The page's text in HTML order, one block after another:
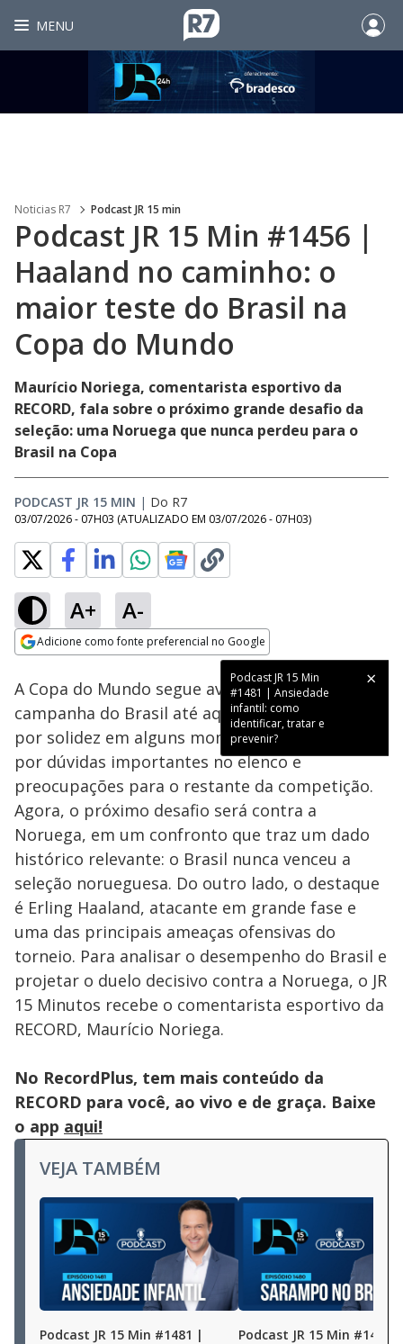
MENU
Noticias R7 Podcast JR 15 min
Podcast JR 15 Min #1456 |
Haaland no caminho: o
maior teste do Brasil na
Copa do Mundo
Maurício Noriega, comentarista esportivo da
RECORD, fala sobre o próximo grande desafio da
seleção: uma Noruega que nunca perdeu para o
Brasil na Copa
PODCAST JR 15 MIN | Do R7
03/07/2026 - 07H03 (ATUALIZADO EM 03/07/2026 - 07H03)
A+ A-
Adicione como fonte preferencial no Google
Podcast JR 15 Min
#1481 | Ansiedade
infantil: como
identificar, tratar e
prevenir?
Ativar
Loaded:
10.66%
A Copa do Mundo segue avançando, e a
campanha do Brasil até aqui tem sido marcada
por solidez em alguns momentos, mas também
por dúvidas importantes no elenco e
preocupações para o restante da competição.
Agora, o próximo desafio será contra a
Noruega, em um confronto que traz um dado
histórico relevante: o Brasil nunca venceu a
seleção norueguesa. Do outro lado, o destaque
é Erling Haaland, atacante em grande fase e
uma das principais ameaças ofensivas do
torneio. Para analisar o desempenho do Brasil e
projetar o duelo decisivo contra a Noruega, o JR
15 Minutos recebe o comentarista esportivo da
RECORD, Maurício Noriega.
No RecordPlus, tem mais conteúdo da
RECORD para você, ao vivo e de graça. Baixe
o app aqui!
VEJA TAMBÉM
Podcast JR 15 Min #1481 |
Podcast JR 15 Min #1480 |